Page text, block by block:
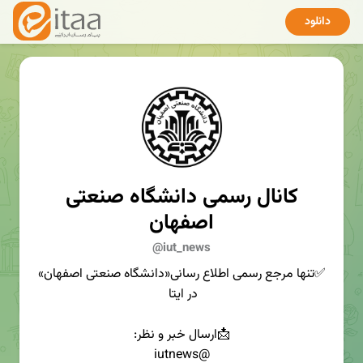
دانلود
کانال رسمی دانشگاه صنعتی
اصفهان
@iut_news
✅تنها مرجع رسمی اطلاع رسانی«دانشگاه صنعتی اصفهان»
در ایتا
📩ارسال خبر و نظر:
@iutnews